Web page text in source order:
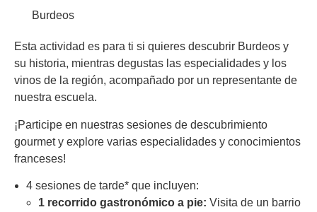
Burdeos
Esta actividad es para ti si quieres descubrir Burdeos y
su historia, mientras degustas las especialidades y los
vinos de la región, acompañado por un representante de
nuestra escuela.
¡Participe en nuestras sesiones de descubrimiento
gourmet y explore varias especialidades y conocimientos
franceses!
4 sesiones de tarde* que incluyen:
1 recorrido gastronómico a pie: Visita de un barrio